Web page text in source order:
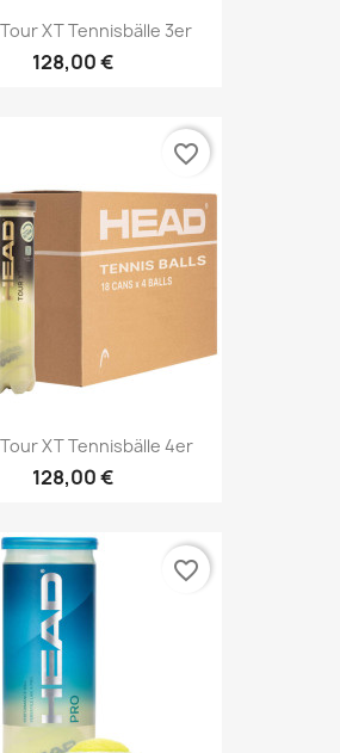
XT Tennisbälle 3er
128,00 €
XT Tennisbälle 4er
128,00 €
favorite_border
favorite_border